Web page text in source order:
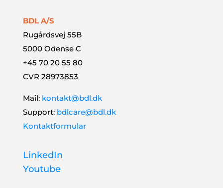
BDL A/S
Rugårdsvej 55B
5000 Odense C
+45 70 20 55 80
CVR 28973853
Mail: kontakt@bdl.dk
Support: bdlcare@bdl.dk
Kontaktformular
LinkedIn
Youtube